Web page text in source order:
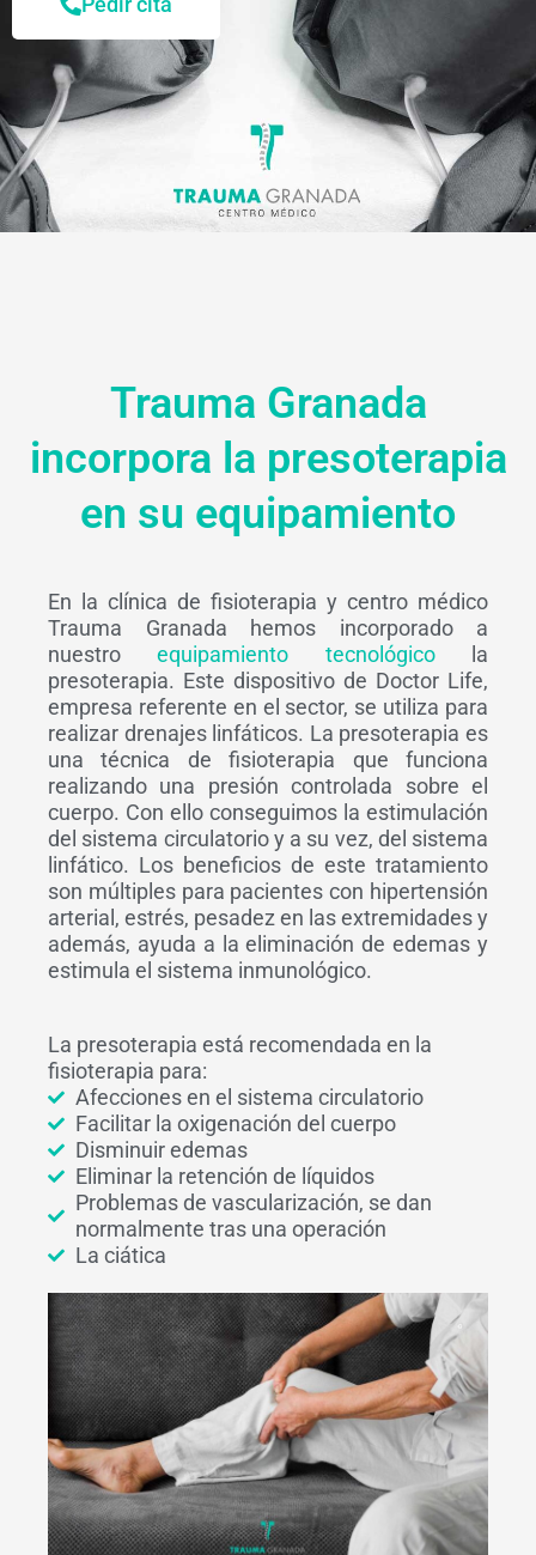
Trauma Granada
incorpora la presoterapia
en su equipamiento
En la clínica de fisioterapia y centro médico
Trauma Granada hemos incorporado a
nuestroequipamiento tecnológicola
presoterapia. Este dispositivo de Doctor Life,
empresa referente en el sector, se utiliza para
realizar drenajes linfáticos. La presoterapia es
una técnica de fisioterapia que funciona
realizando una presión controlada sobre el
cuerpo. Con ello conseguimos la estimulación
del sistema circulatorio y a su vez, del sistema
linfático. Los beneficios de este tratamiento
son múltiples para pacientes con hipertensión
arterial, estrés, pesadez en las extremidades y
además, ayuda a la eliminación de edemas y
estimula el sistema inmunológico.
La presoterapia está recomendada en la
fisioterapia para:
Afecciones en el sistema circulatorio
Facilitar la oxigenación del cuerpo
Disminuir edemas
Eliminar la retención de líquidos
Problemas de vascularización, se dan
normalmente tras una operación
La ciática